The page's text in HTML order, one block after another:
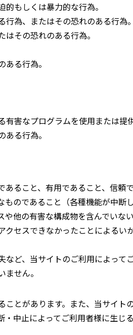
もしくは暴力的な行為。
為、またはその恐れのある行為。
その恐れのある行為。
る行為。
害なプログラムを使用または提
る行為。
ること、有用であること、信頼
のであること（各種機能が中断
他の有害な構成物を含んでいな
セスできなかったことによるい
ど、当サイトのご利用によって
せん。
とがあります。また、当サイト
中止によってご利用者様に生じ